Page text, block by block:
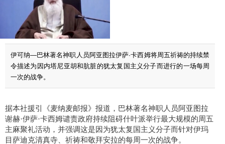
伊可纳—巴林著名神职人员阿亚图拉伊萨·卡西姆将周五祈祷的持续禁
令描述为因内塔尼亚胡和肮脏的犹太复国主义分子而进行的一场每周
一次的战争。
据本社援引
《麦纳麦邮报》报道，巴林著名神职人员阿亚图拉
谢赫·伊萨·卡西姆谴责政府持续阻碍什叶派举行最大规模的周五
主麻聚礼活动，并强调这是因为犹太复国主义分子而针对伊玛
目萨迪克清真寺、祈祷和敬拜安拉的每周一次的战争。